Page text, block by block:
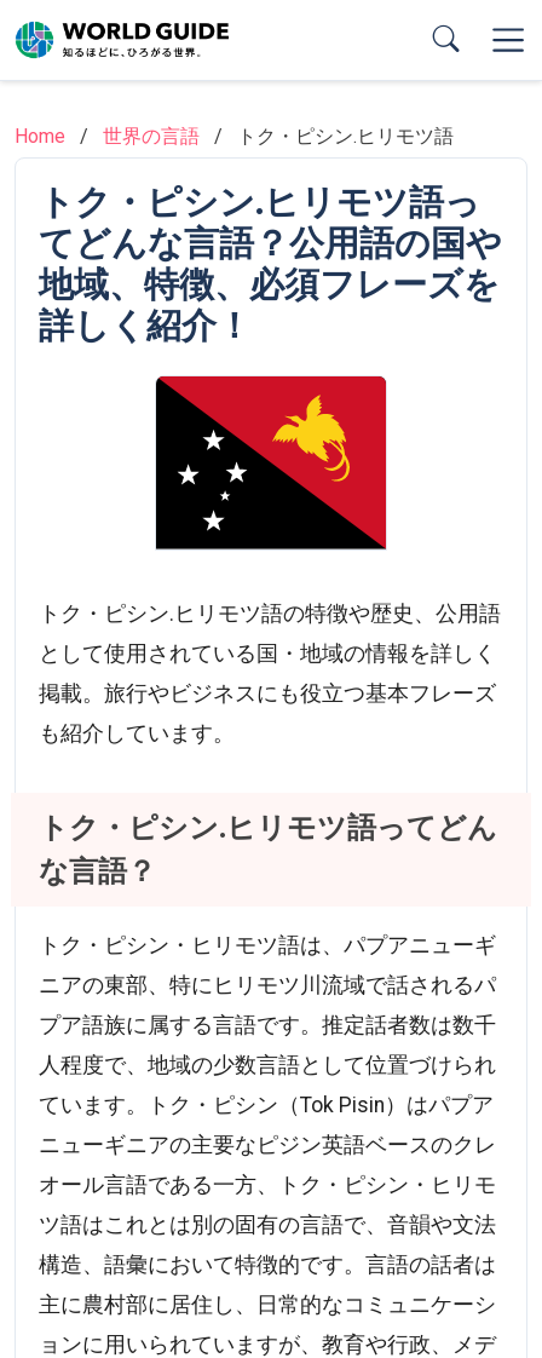
to
main
Home
世界の言語 トク・ピシン.ヒリモツ語
トク・ピシン.ヒリモツ語っ
てどんな言語？公用語の国や
地域、特徴、必須フレーズを
詳しく紹介！
トク・ピシン.ヒリモツ語の特徴や歴史、公用語
として使用されている国・地域の情報を詳しく
掲載。旅行やビジネスにも役立つ基本フレーズ
も紹介しています。
トク・ピシン.ヒリモツ語ってどん
な言語？
トク・ピシン・ヒリモツ語は、パプアニューギ
ニアの東部、特にヒリモツ川流域で話されるパ
プア語族に属する言語です。推定話者数は数千
人程度で、地域の少数言語として位置づけられ
ています。トク・ピシン（Tok Pisin）はパプア
ニューギニアの主要なピジン英語ベースのクレ
オール言語である一方、トク・ピシン・ヒリモ
ツ語はこれとは別の固有の言語で、音韻や文法
構造、語彙において特徴的です。言語の話者は
主に農村部に居住し、日常的なコミュニケーシ
ョンに用いられていますが、教育や行政、メデ